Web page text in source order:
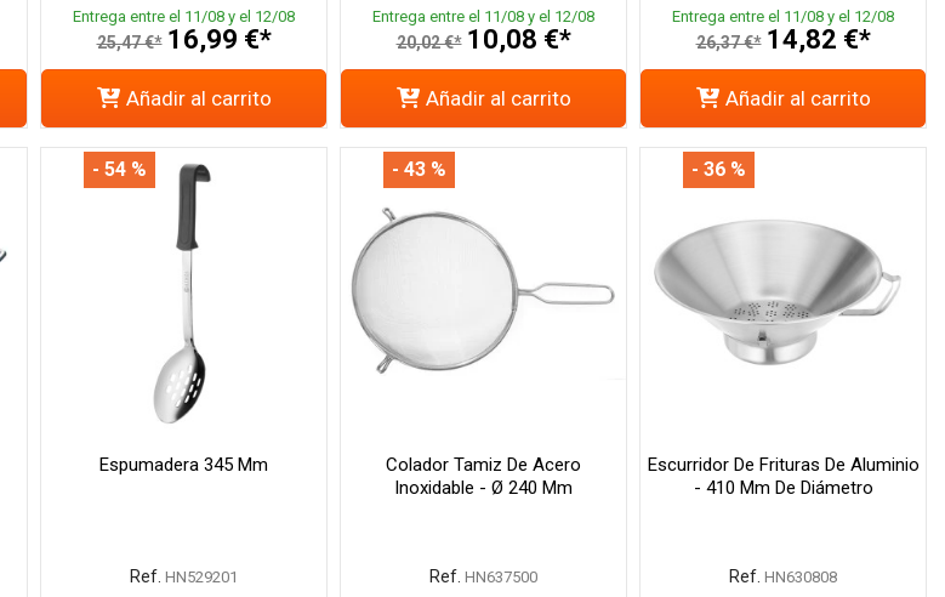
Entrega entre el 11/08 y el 12/08
25,47 €* 16,99 €*
Añadir al carrito
Entrega entre el 11/08 y el 12/08
20,02 €* 10,08 €*
Añadir al carrito
Entrega entre el 11/08 y el 12/08
26,37 €* 14,82 €*
Añadir al carrito
Espumadera 345 Mm
Ref. HN529201
- 54 %
Colador Tamiz De Acero
Inoxidable - Ø 240 Mm
Ref. HN637500
- 43 %
Escurridor De Frituras De Aluminio
- 410 Mm De Diámetro
Ref. HN630808
- 36 %